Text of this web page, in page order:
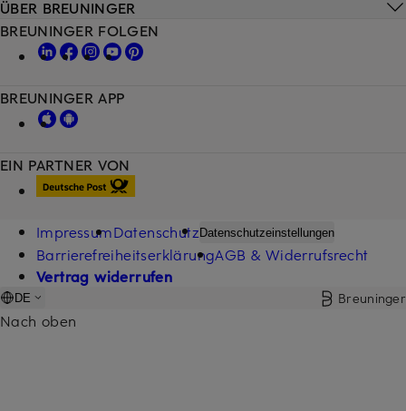
ÜBER BREUNINGER
EIN PARTNER VON
BREUNINGER FOLGEN
BREUNINGER APP
ImpressumDatenschutz Datenschutzeinstellungen
BarrierefreiheitserklärungAGB & Widerrufsrecht
Vertrag widerrufen
DE Breuninger
Nach oben